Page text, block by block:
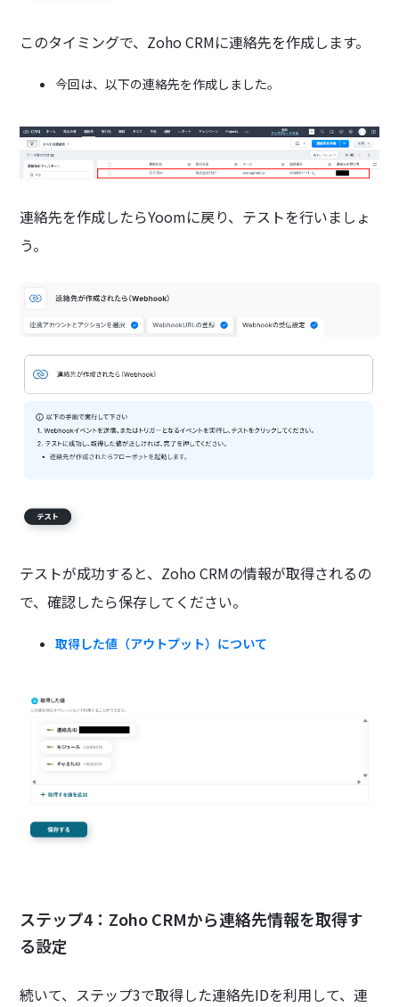
このタイミングで、Zoho CRMに連絡先を作成します。
今回は、以下の連絡先を作成しました。
連絡先を作成したらYoomに戻り、テストを行いましょ
う。
テストが成功すると、Zoho CRMの情報が取得されるの
で、確認したら保存してください。
取得した値（アウトプット）について
ステップ4：Zoho CRMから連絡先情報を取得す
る設定
続いて、ステップ3で取得した連絡先IDを利用して、連